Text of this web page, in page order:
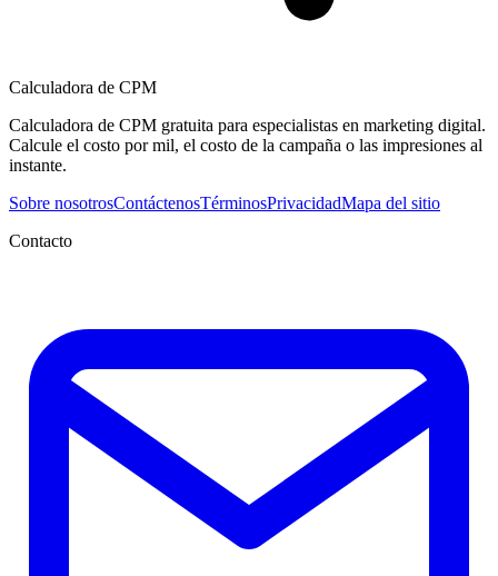
Calculadora de CPM
Calculadora de CPM gratuita para especialistas en marketing digital.
Calcule el costo por mil, el costo de la campaña o las impresiones al
instante.
Sobre nosotrosContáctenosTérminosPrivacidadMapa del sitio
Contacto